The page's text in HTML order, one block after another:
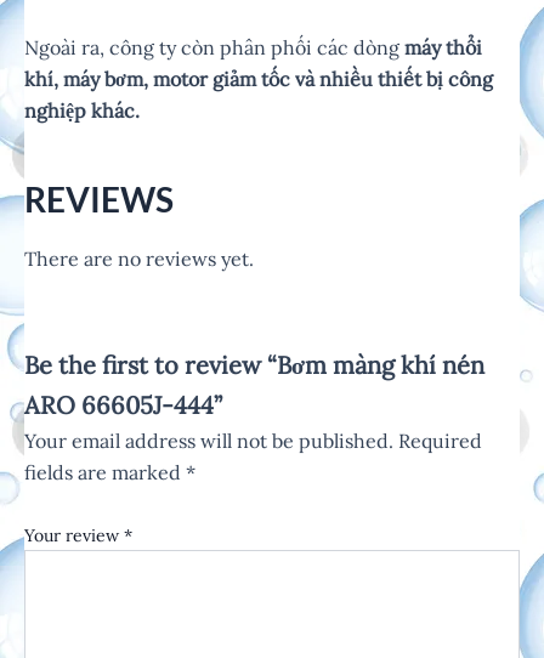
Ngoài ra, công ty còn phân phối các dòng máy thổi
khí, máy bơm, motor giảm tốc và nhiều thiết bị công
nghiệp khác.
REVIEWS
There are no reviews yet.
Be the first to review “Bơm màng khí nén
ARO 66605J-444”
Your email address will not be published. Required
fields are marked *
Your review *